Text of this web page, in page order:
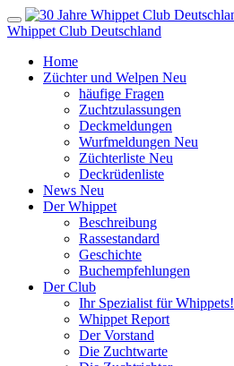
Whippet Club Deutschland
Home
Züchter und Welpen Neu
häufige Fragen
Zuchtzulassungen
Deckmeldungen
Wurfmeldungen Neu
Züchterliste Neu
Deckrüdenliste
News Neu
Der Whippet
Beschreibung
Rassestandard
Geschichte
Buchempfehlungen
Der Club
Ihr Spezialist für Whippets!
Whippet Report
Der Vorstand
Die Zuchtwarte